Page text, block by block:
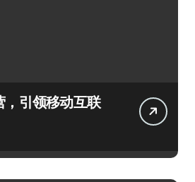
，引领移动互联